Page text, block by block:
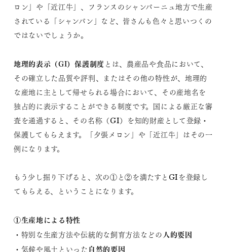
ロン」や「近江牛」、フランスのシャンパーニュ地方で生産
されている「シャンパン」など、皆さんも色々と思いつくの
ではないでしょうか。
地理的表示（GI）保護制度 とは、農産品や食品において、
その確立した品質や評判、またはその他の特性が、地理的
な産地に主として帰せられる場合において、その産地名を
独占的に表示することができる制度です。国による厳正な審
査を通過すると、その名称（GI）を知的財産として登録・
保護してもらえます。「夕張メロン」や「近江牛」はその一
例になります。
もう少し掘り下げると、次の①と②を満たすとGIを登録し
てもらえる、ということになります。
①生産地による特性
・特別な生産方法や伝統的な飼育方法などの 人的要因
・気候や風土といった 自然的要因